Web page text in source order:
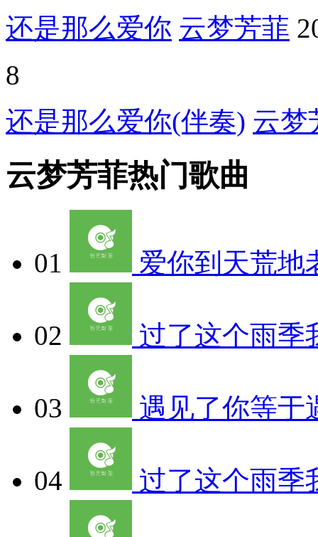
还是那么爱你 云梦芳菲
8
还是那么爱你(伴奏) 云梦
云梦芳菲热门歌曲
01 爱你到天荒地
02 过了这个雨季
03 遇见了你等于
04 过了这个雨季